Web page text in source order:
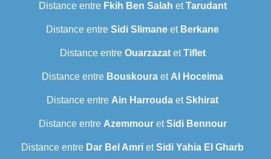
Distance entre Fkih Ben Salah etTarudant
Distance entre Sidi Slimane et Berkane
Distance entre OuarzazatetTiflet
Distance entre Bouskoura et Al Hoceima
Distance entre Ain Harrouda etSkhirat
Distance entre AzemmouretSidi Bennour
Distance entre Dar Bel Amri etSidi Yahia El Gharb